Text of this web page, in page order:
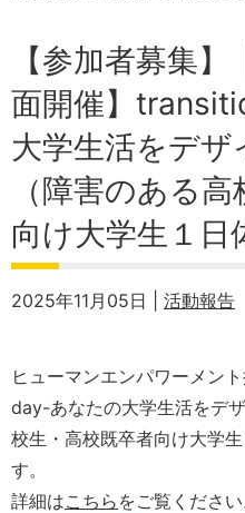
【参加者募集
面開催】
大学生活をデ
（障害のある
向け大学生１日
2025年11月05日 | 活動報告
ヒューマンエンパワーメン
day-あなたの大学生活をデ
校生・高校既卒者向け大学
す。
詳細はこちら をご覧ください